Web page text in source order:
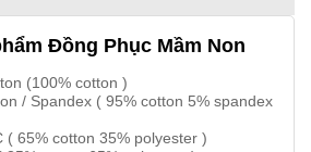
Đồng Phục Mầm Non
(100% cotton )
/ Spandex ( 95% cotton 5% spandex
( 65% cotton 35% polyester )